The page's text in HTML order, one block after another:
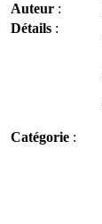
Auteur :
Détails :
Catégorie :